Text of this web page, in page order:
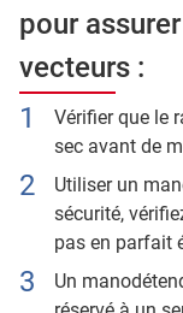
pour
vecteurs :
Vérifier que le
sec avant de
Utiliser un
sécurité,
pas en parfait
Un